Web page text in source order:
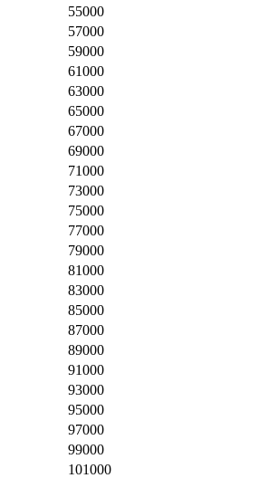
55000
57000
59000
61000
63000
65000
67000
69000
71000
73000
75000
77000
79000
81000
83000
85000
87000
89000
91000
93000
95000
97000
99000
101000